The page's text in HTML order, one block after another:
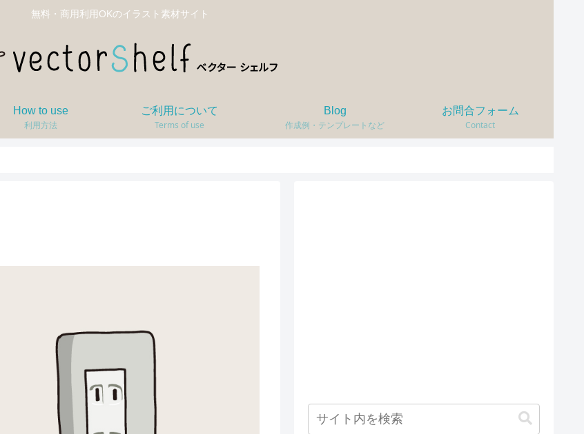
無料・商用利用OKのイラスト素材サイト
How to use
利用方法
ご利用について
Terms of use
Blog
作成例・テンプレートなど
お問合フォーム
Contact